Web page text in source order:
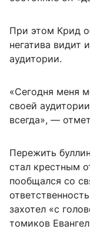
При этом Крид
негатива видит
аудитории.
«Сегодня меня
своей
всегда», —
Пережить
стал крестным
пообщался со
захотел «с
томиков